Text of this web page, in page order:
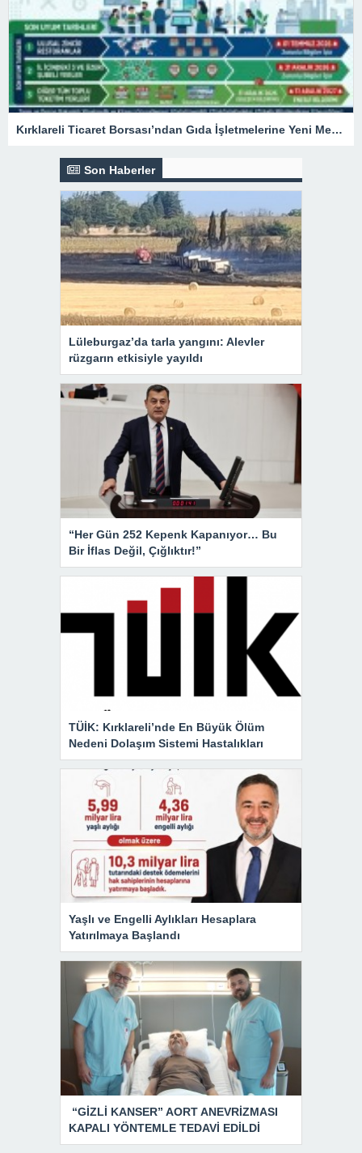
Kırklareli Ticaret Borsası’ndan Gıda İşletmelerine Yeni Menü Uyarısı
Son Haberler
Lüleburgaz’da tarla yangını: Alevler
rüzgarın etkisiyle yayıldı
“Her Gün 252 Kepenk Kapanıyor… Bu
Bir İflas Değil, Çığlıktır!”
TÜİK: Kırklareli’nde En Büyük Ölüm
Nedeni Dolaşım Sistemi Hastalıkları
Yaşlı ve Engelli Aylıkları Hesaplara
Yatırılmaya Başlandı
“GİZLİ KANSER” AORT ANEVRİZMASI
KAPALI YÖNTEMLE TEDAVİ EDİLDİ